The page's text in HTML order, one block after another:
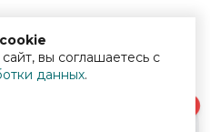
вы соглашаетесь с
данных.